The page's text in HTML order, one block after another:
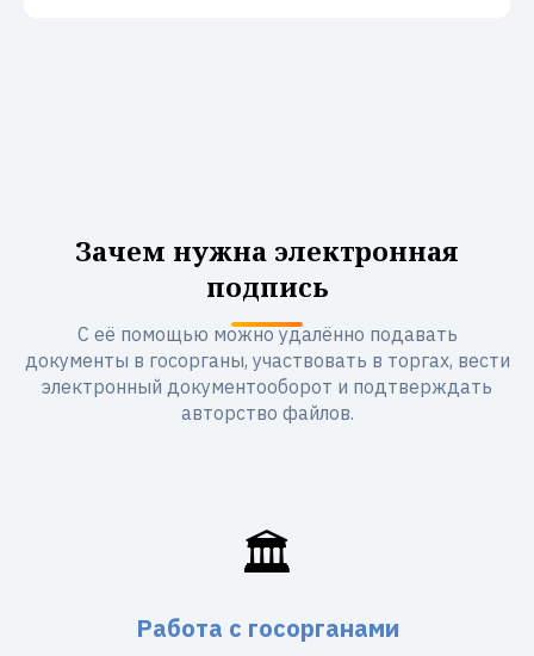
Зачем нужна электронная
подпись
С её помощью можно удалённо подавать
документы в госорганы, участвовать в торгах, вести
электронный документооборот и подтверждать
авторство файлов.
🏛️
Работа с госорганами